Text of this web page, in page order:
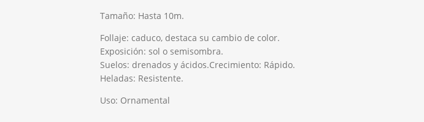
Tamaño: Hasta 10m.
Follaje: caduco, destaca su cambio de color.
Exposición: sol o semisombra.
Suelos: drenados y ácidos.Crecimiento: Rápido.
Heladas: Resistente.
Uso: Ornamental